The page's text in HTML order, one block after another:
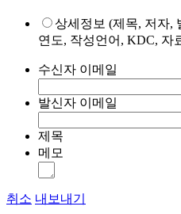
상세정보 (제목, 저자,
연도, 작성언어, KDC, 자
수신자 이메일
발신자 이메일
제목
메모
취소 내보내기